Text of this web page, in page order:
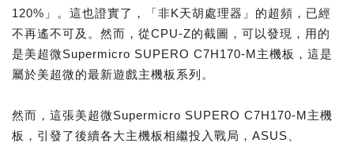
120%」。這也證實了，「非K天胡處理器」的超頻，已經
不再遙不可及。然而，從CPU-Z的截圖，可以發現，用的
是美超微Supermicro SUPERO C7H170-M主機板，這是
屬於美超微的最新遊戲主機板系列。
然而，這張美超微Supermicro SUPERO C7H170-M主機
板，引發了後續各大主機板相繼投入戰局，ASUS、